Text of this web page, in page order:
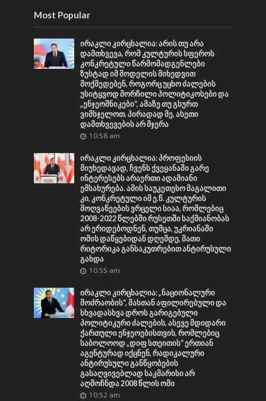
Most Popular
ირაკლი კირცხალია: არის თუ არა
დამთხვევა, რომ კულტურის სფეროს
კონკრეტული წარმომადგენლები
ზუსტად იმ მოდელის მიხედვით
მოქმედებენ, როგორც უცხო ძალების
უსიტყვოდ მორჩილი პოლიტიკოსები და
„ენჯეოშნიკები“, ამაზე თუ გსურთ
ვიმსჯელოთ. პირადად მე, ასეთი
დამთხვევების არ მჯერა
10:58 am
ირაკლი კირცხალია: პროფესიის
მიუხედავად, ჩვენს ქვეყანაში გარე
ინტერესებს არაერთი ადამიანი
ემსახურება. ამის საუკეთესო მაგალითი
კი, კონკრეტული იმ ე.წ. კულტურის
მოღვაწეების ვრცელი სიაა, რომლებიც
2008-2022 წლებში რუსეთში საქმიანობას
არ ერიდებოდნენ, თუმცა, უკრიანაში
ომის დაწყებიდან დღემდე, მათი
რიტორიკა განსაკუთრებით ანტირუსული
გახდა
10:55 am
ირაკლი კირცხალია: „ნაციონალური
მოძრაობის“, მასთან აფილირებული და
სხვადასხვა დროს გარიგებული
პოლიტიკური ძალების, ასევე მდიდარი
ქართული ენჯეოებისთვის, რომლებიც
საბოლოოდ „დიფ სთეითის“ ერთიან
აგენტურად იქცნენ, რადიკალური
ანტირუსული განწყობების
გასაღვივებლად საკმარისი არ
აღმოჩნდა 2008 წლის ომი
10:52 am